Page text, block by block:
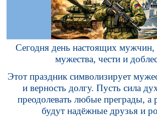
Сегодня день настоящих мужчин,
мужества, чести и
Этот праздник символизирует
и верность долгу. Пусть сила
преодолевать любые преграды, а
будут надёжные друзья и